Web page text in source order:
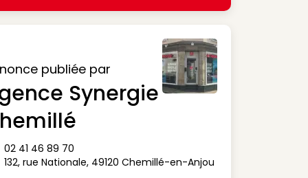
publiée par
Synergie
téléphone
02 41 46 89 70
adresse
132, rue Nationale, 49120 Chemillé-en-Anjou